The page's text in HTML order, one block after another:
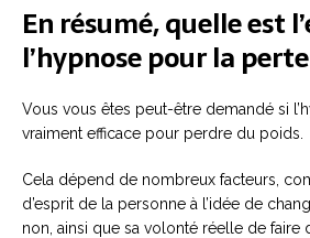
En résumé, quelle est
l’hypnose pour la
Vous vous êtes peut-être demandé si
vraiment efficace pour perdre du poids.
Cela dépend de nombreux facteurs,
d’esprit de la personne à l’idée de
non, ainsi que sa volonté réelle de faire